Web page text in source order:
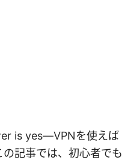
is yes—VPNを使えば
記事では、初心者でも